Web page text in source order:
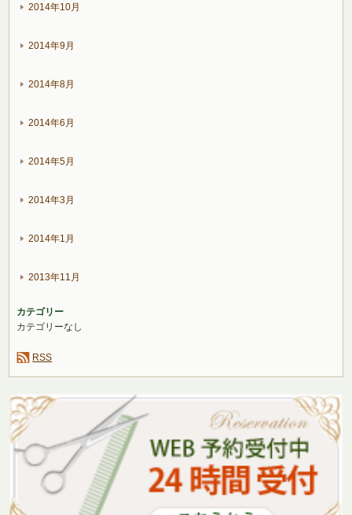
2014年10月
2014年9月
2014年8月
2014年6月
2014年5月
2014年3月
2014年1月
2013年11月
カテゴリー
カテゴリーなし
RSS